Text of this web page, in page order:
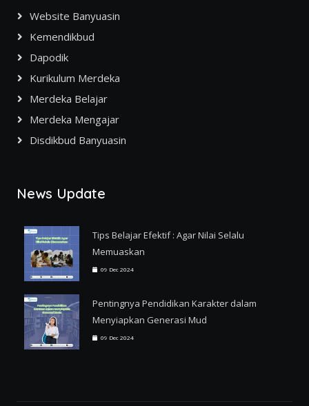
Website Banyuasin
Kemendikbud
Dapodik
Kurikulum Merdeka
Merdeka Belajar
Merdeka Mengajar
Disdikbud Banyuasin
News Update
Tips Belajar Efektif : Agar Nilai Selalu
Memuaskan
09 Dec 2024
Pentingnya Pendidikan Karakter dalam
Menyiapkan Generasi Mud
09 Dec 2024